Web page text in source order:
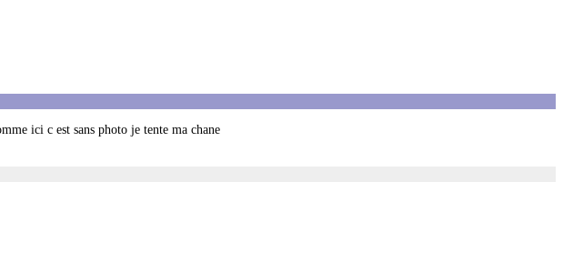
ici c est sans photo je tente ma chane